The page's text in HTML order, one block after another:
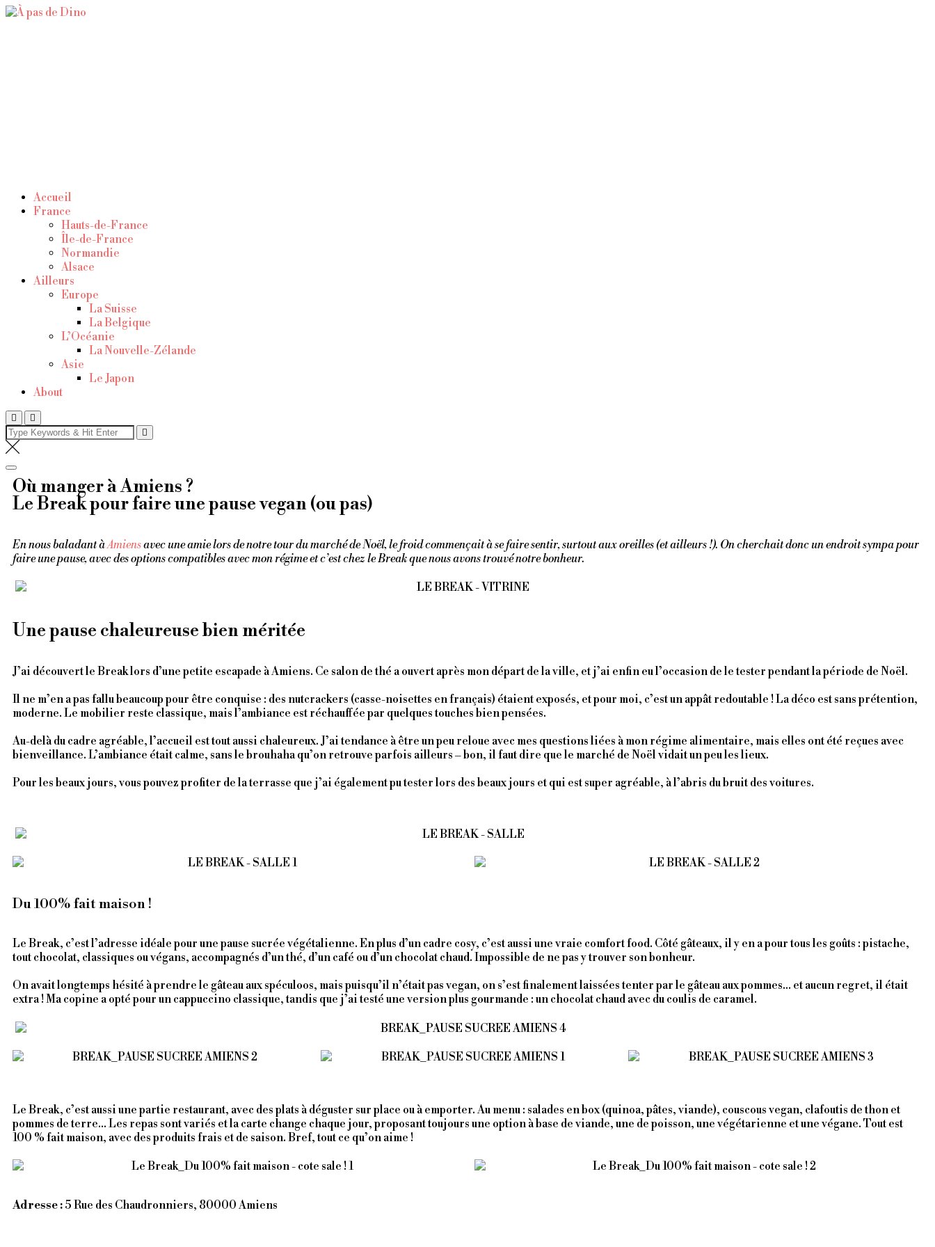
À pas de Dino
Accueil
France
Hauts-de-France
Île-de-France
Normandie
Alsace
Ailleurs
Europe
La Suisse
La Belgique
L’Océanie
La Nouvelle-Zélande
Asie
Le Japon
About
Où manger à Amiens ?
Le Break pour faire une pause vegan (ou pas)
En nous baladant àAmiensavec une amie lors de notre tour du marché de Noël, le froid commençait à se faire sentir, surtout aux oreilles (et ailleurs !). On cherchait donc un endroit sympa pour
faire une pause, avec des options compatibles avec mon régime et c’est chez le Break que nous avons trouvé notre bonheur.
Une pause chaleureuse bien méritée
J’ai découvert le Break lors d’une petite escapade à Amiens. Ce salon de thé a ouvert après mon départ de la ville, et j’ai enfin eu l’occasion de le tester pendant la période de Noël.
Il ne m’en a pas fallu beaucoup pour être conquise : des nutcrackers (casse-noisettes en français) étaient exposés, et pour moi, c’est un appât redoutable ! La déco est sans prétention,
moderne. Le mobilier reste classique, mais l’ambiance est réchauffée par quelques touches bien pensées.
Au-delà du cadre agréable, l’accueil est tout aussi chaleureux. J’ai tendance à être un peu reloue avec mes questions liées à mon régime alimentaire, mais elles ont été reçues avec
bienveillance. L’ambiance était calme, sans le brouhaha qu’on retrouve parfois ailleurs – bon, il faut dire que le marché de Noël vidait un peu les lieux.
Pour les beaux jours, vous pouvez profiter de la terrasse que j’ai également pu tester lors des beaux jours et qui est super agréable, à l’abris du bruit des voitures.
Du 100% fait maison !
Le Break, c’est l’adresse idéale pour une pause sucrée végétalienne. En plus d’un cadre cosy, c’est aussi une vraie comfort food. Côté gâteaux, il y en a pour tous les goûts : pistache,
tout chocolat, classiques ou végans, accompagnés d’un thé, d’un café ou d’un chocolat chaud. Impossible de ne pas y trouver son bonheur.
On avait longtemps hésité à prendre le gâteau aux spéculoos, mais puisqu’il n’était pas vegan, on s’est finalement laissées tenter par le gâteau aux pommes… et aucun regret, il était
extra ! Ma copine a opté pour un cappuccino classique, tandis que j’ai testé une version plus gourmande : un chocolat chaud avec du coulis de caramel.
Le Break, c’est aussi une partie restaurant, avec des plats à déguster sur place ou à emporter. Au menu : salades en box (quinoa, pâtes, viande), couscous vegan, clafoutis de thon et
pommes de terre… Les repas sont variés et la carte change chaque jour, proposant toujours une option à base de viande, une de poisson, une végétarienne et une végane. Tout est
100 % fait maison, avec des produits frais et de saison. Bref, tout ce qu’on aime !
Adresse : 5 Rue des Chaudronniers, 80000 Amiens